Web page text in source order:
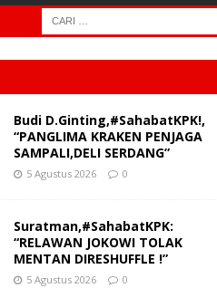
Budi D.Ginting,#SahabatKPK!,
“PANGLIMA KRAKEN PENJAGA
SAMPALI,DELI SERDANG”
5 Agustus 2026 0
Suratman,#SahabatKPK:
“RELAWAN JOKOWI TOLAK
MENTAN DIRESHUFFLE !”
5 Agustus 2026 0